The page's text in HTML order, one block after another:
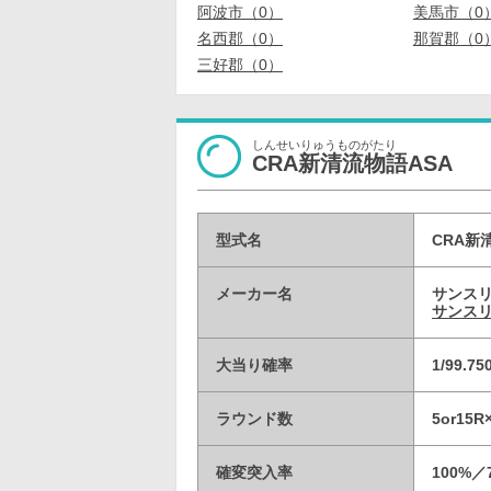
阿波市（0）
美馬市（0
名西郡（0）
那賀郡（0
三好郡（0）
しんせいりゅうものがたり
CRA新清流物語ASA
型式名 CRA新
メーカー名
サンス
サンス
大当り確率 1/
ラウンド数
確変突入率 100%／